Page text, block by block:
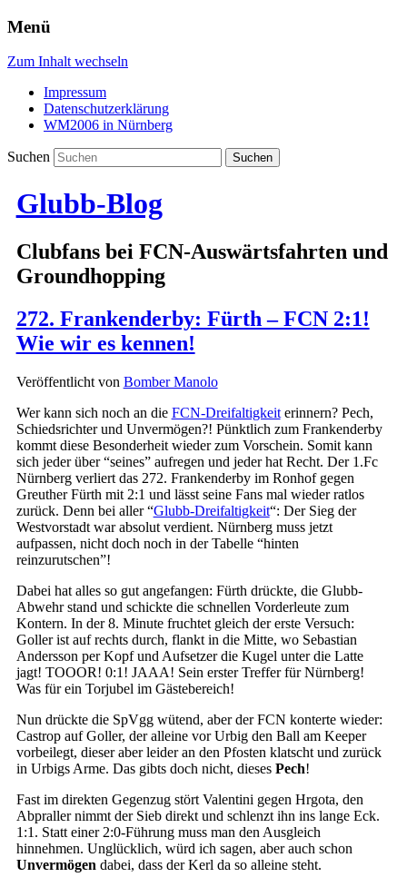
Menü
Zum Inhalt wechseln
Impressum
Datenschutzerklärung
WM2006 in Nürnberg
Suchen
Glubb-Blog
Clubfans bei FCN-Auswärtsfahrten und
Groundhopping
272. Frankenderby: Fürth – FCN 2:1!
Wie wir es kennen!
Veröffentlicht von Bomber Manolo
Wer kann sich noch an die FCN-Dreifaltigkeiterinnern? Pech,
Schiedsrichter und Unvermögen?! Pünktlich zum Frankenderby
kommt diese Besonderheit wieder zum Vorschein. Somit kann
sich jeder über “seines” aufregen und jeder hat Recht. Der 1.Fc
Nürnberg verliert das 272. Frankenderby im Ronhof gegen
Greuther Fürth mit 2:1 und lässt seine Fans mal wieder ratlos
zurück. Denn bei aller “Glubb-Dreifaltigkeit“: Der Sieg der
Westvorstadt war absolut verdient. Nürnberg muss jetzt
aufpassen, nicht doch noch in der Tabelle “hinten
reinzurutschen”!
Dabei hat alles so gut angefangen: Fürth drückte, die Glubb-
Abwehr stand und schickte die schnellen Vorderleute zum
Kontern. In der 8. Minute fruchtet gleich der erste Versuch:
Goller ist auf rechts durch, flankt in die Mitte, wo Sebastian
Andersson per Kopf und Aufsetzer die Kugel unter die Latte
jagt! TOOOR! 0:1! JAAA! Sein erster Treffer für Nürnberg!
Was für ein Torjubel im Gästebereich!
Nun drückte die SpVgg wütend, aber der FCN konterte wieder:
Castrop auf Goller, der alleine vor Urbig den Ball am Keeper
vorbeilegt, dieser aber leider an den Pfosten klatscht und zurück
in Urbigs Arme. Das gibts doch nicht, dieses Pech!
Fast im direkten Gegenzug stört Valentini gegen Hrgota, den
Abpraller nimmt der Sieb direkt und schlenzt ihn ins lange Eck.
1:1. Statt einer 2:0-Führung muss man den Ausgleich
hinnehmen. Unglücklich, würd ich sagen, aber auch schon
Unvermögen dabei, dass der Kerl da so alleine steht.